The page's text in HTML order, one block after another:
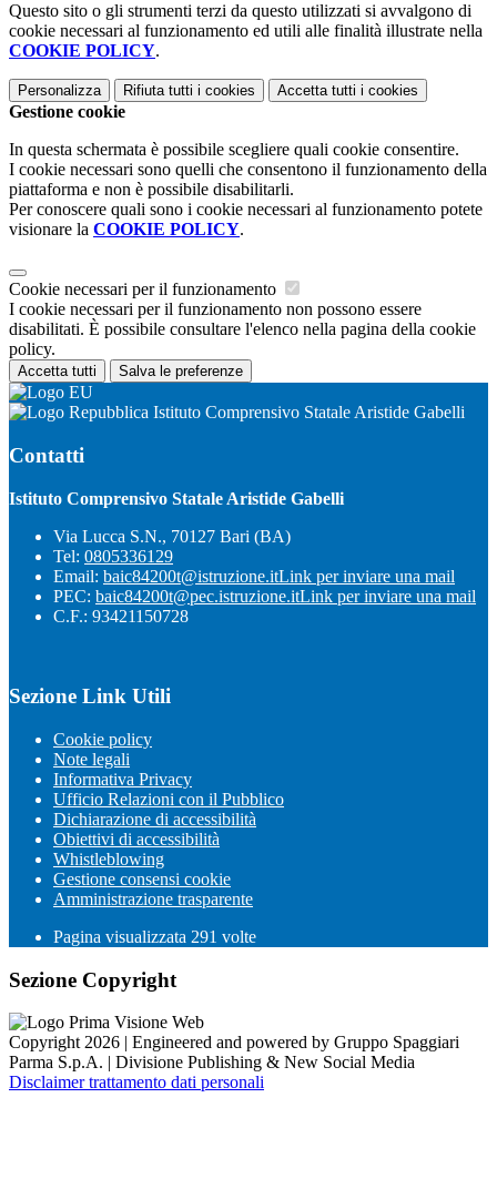
Questo sito o gli strumenti terzi da questo utilizzati si avvalgono di
cookie necessari al funzionamento ed utili alle finalità illustrate nella
COOKIE POLICY.
Personalizza Rifiuta tutti i cookies Accetta tutti i cookies
Gestione cookie
In questa schermata è possibile scegliere quali cookie consentire.
I cookie necessari sono quelli che consentono il funzionamento della
piattaforma e non è possibile disabilitarli.
Per conoscere quali sono i cookie necessari al funzionamento potete
visionare la COOKIE POLICY.
Cookie necessari per il funzionamento
I cookie necessari per il funzionamento non possono essere
disabilitati. È possibile consultare l'elenco nella pagina della cookie
policy.
Accetta tutti Salva le preferenze
Istituto Comprensivo Statale Aristide Gabelli
Contatti
Istituto Comprensivo Statale Aristide Gabelli
Via Lucca S.N., 70127 Bari (BA)
Tel: 0805336129
Email: baic84200t@istruzione.itLink per inviare una mail
PEC: baic84200t@pec.istruzione.itLink per inviare una mail
C.F.: 93421150728
Sezione Link Utili
Cookie policy
Note legali
Informativa Privacy
Ufficio Relazioni con il Pubblico
Dichiarazione di accessibilità
Obiettivi di accessibilità
Whistleblowing
Gestione consensi cookie
Amministrazione trasparente
Pagina visualizzata 291 volte
Sezione Copyright
Copyright 2026 | Engineered and powered by Gruppo Spaggiari
Parma S.p.A. | Divisione Publishing & New Social Media
Disclaimer trattamento dati personali